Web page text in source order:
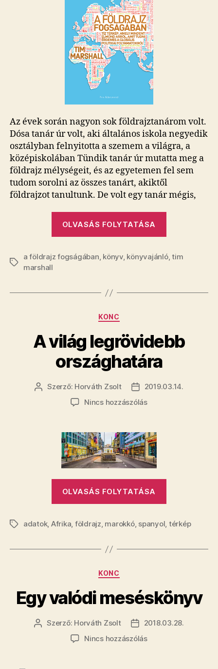
bejegyzéshez
Az évek során nagyon sok földrajztanárom volt.
Dósa tanár úr volt, aki általános iskola negyedik
osztályban felnyitotta a szemem a világra, a
középiskolában Tündik tanár úr mutatta meg a
földrajz mélységeit, és az egyetemen fel sem
tudom sorolni az összes tanárt, akiktől
földrajzot tanultunk. De volt egy tanár mégis,
OLVASÁS FOLYTATÁSA
földrajz
Címkék
a földrajz fogságában, könyv, könyvajánló,tim
marshall
Kategóriák
KONC
A világ legrövidebb
országhatára
Bejegyzés
Szerző: Horváth Zsolt
Bejegyzés
dátuma
2019.03.14.
Nincs hozzászólása(z)
legrövidebb
országhatára
bejegyzéshez
OLVASÁS FOLYTATÁSA
Címkékadatok, Afrika, földrajz, marokkó, spanyol, térkép
Kategóriák
KONC
Egy valódi meséskönyv
Bejegyzés
Szerző: Horváth Zsolt
Bejegyzés
dátuma
2018.03.28.
Nincs hozzászólása(z)